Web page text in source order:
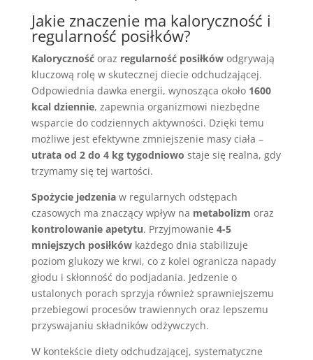
Jakie znaczenie ma kaloryczność i
regularność posiłków?
Kalorycznośćoraz regularność posiłkówodgrywają
kluczową rolę w skutecznej diecie odchudzającej.
Odpowiednia dawka energii, wynosząca około 1600
kcal dziennie, zapewnia organizmowi niezbędne
wsparcie do codziennych aktywności. Dzięki temu
możliwe jest efektywne zmniejszenie masy ciała –
utrata od 2 do 4 kg tygodniowo staje się realna, gdy
trzymamy się tej wartości.
Spożycie jedzeniaw regularnych odstępach
czasowych ma znaczący wpływ na metabolizm oraz
kontrolowanie apetytu. Przyjmowanie 4-5
mniejszych posiłkówkażdego dnia stabilizuje
poziom glukozy we krwi, co z kolei ogranicza napady
głodu i skłonność do podjadania. Jedzenie o
ustalonych porach sprzyja również sprawniejszemu
przebiegowi procesów trawiennych oraz lepszemu
przyswajaniu składników odżywczych.
W kontekście diety odchudzającej, systematyczne